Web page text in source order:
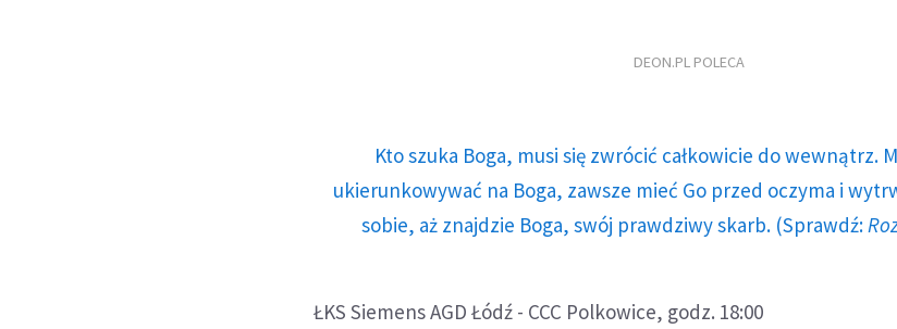
DEON.PL POLECA
Kto szuka Boga, musi się zwrócić całkowicie do wewnątrz.
ukierunkowywać na Boga, zawsze mieć Go przed oczyma i
sobie, aż znajdzie Boga, swój prawdziwy skarb. (Sprawdź:
ŁKS Siemens AGD Łódź - CCC Polkowice, godz. 18:00